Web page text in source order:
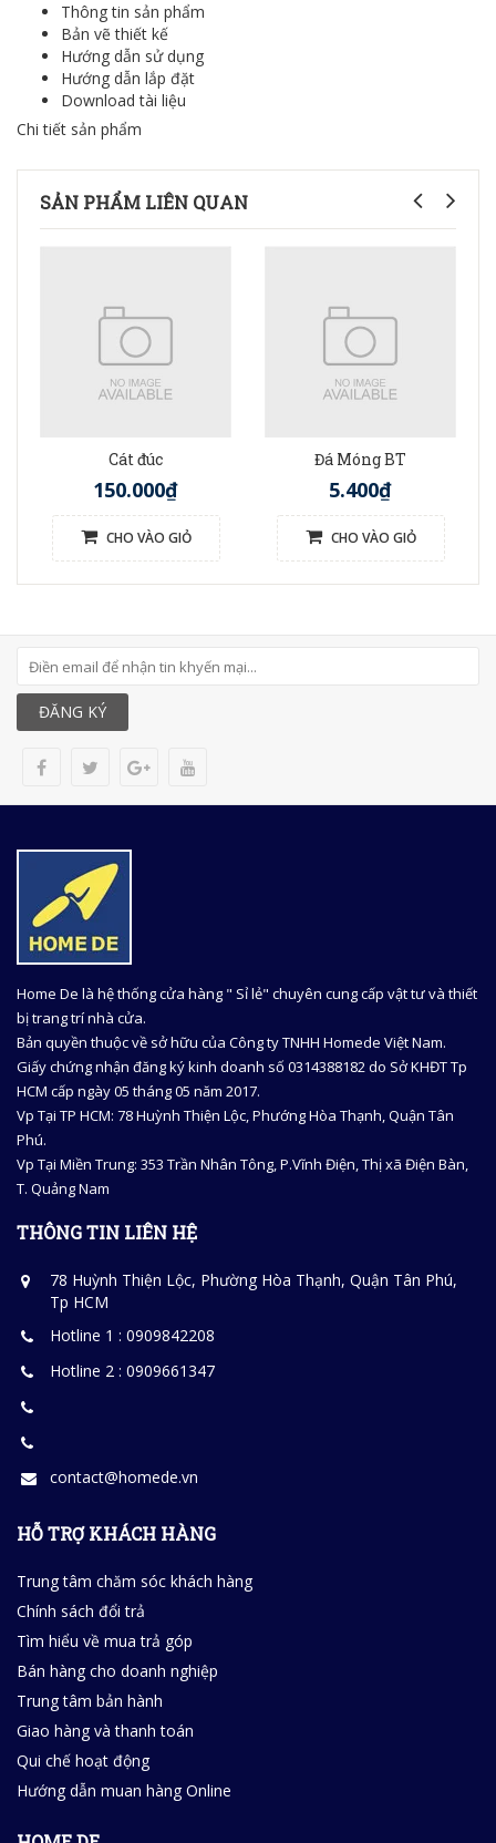
Thông tin sản phẩm
Bản vẽ thiết kế
Hướng dẫn sử dụng
Hướng dẫn lắp đặt
Download tài liệu
Chi tiết sản phẩm
SẢN PHẨM LIÊN QUAN
Cát đúc
150.000₫
CHO VÀO GIỎ
Đá Móng BT
5.400₫
CHO VÀO GIỎ
ĐĂNG KÝ
Home De là hệ thống cửa hàng " Sỉ lẻ" chuyên cung cấp vật tư và thiết
bị trang trí nhà cửa.
Bản quyền thuộc về sở hữu của Công ty TNHH Homede Việt Nam.
Giấy chứng nhận đăng ký kinh doanh số 0314388182 do Sở KHĐT Tp
HCM cấp ngày 05 tháng 05 năm 2017.
Vp Tại TP HCM: 78 Huỳnh Thiện Lộc, Phướng Hòa Thạnh, Quận Tân
Phú.
Vp Tại Miền Trung: 353 Trần Nhân Tông, P.Vĩnh Điện, Thị xã Điện Bàn,
T. Quảng Nam
THÔNG TIN LIÊN HỆ
78 Huỳnh Thiện Lộc, Phường Hòa Thạnh, Quận Tân Phú,
Tp HCM
Hotline 1 : 0909842208
Hotline 2 : 0909661347
contact@homede.vn
HỖ TRỢ KHÁCH HÀNG
Trung tâm chăm sóc khách hàng
Chính sách đổi trả
Tìm hiểu về mua trả góp
Bán hàng cho doanh nghiệp
Trung tâm bản hành
Giao hàng và thanh toán
Qui chế hoạt động
Hướng dẫn muan hàng Online